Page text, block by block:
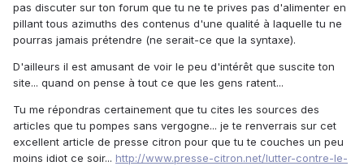
pas discuter sur ton forum que tu ne te prives pas d'alimenter en
pillant tous azimuths des contenus d'une qualité à laquelle tu ne
pourras jamais prétendre (ne serait-ce que la syntaxe).
D'ailleurs il est amusant de voir le peu d'intérêt que suscite ton
site... quand on pense à tout ce que les gens ratent...
Tu me répondras certainement que tu cites les sources des
articles que tu pompes sans vergogne... je te renverrais sur cet
excellent article de presse citron pour que tu te couches un peu
moins idiot ce soir... http://www.presse-citron.net/lutter-contre-le-